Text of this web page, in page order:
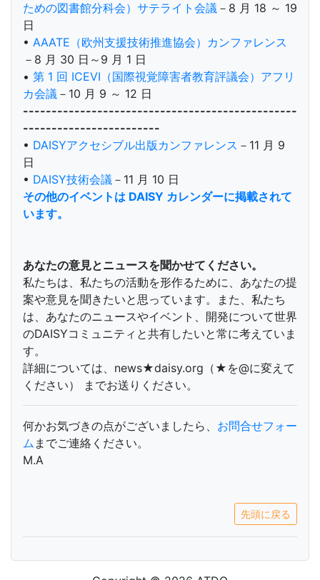
ための図書館分科会）サテライト会議 －8 月 18 ～ 19
日
• AAATE（欧州支援技術推進協会）カンファレンス
－8 月 30 日～9 月 1 日
• 第 1 回 ICEVI（国際視覚障害者教育評議会）アフリ
カ会議 －10 月 9 ～ 12 日
------------------------------------------------
------------------------
• DAISYアクセシブル出版カンファレンス －11 月 9
日
• DAISY技術会議 －11 月 10 日
その他のイベントは DAISY カレンダーに掲載されて
います。
あなたの意見とニュースを聞かせてください。
私たちは、私たちの活動を形作るために、あなたの提
案や意見を聞きたいと思っています。また、私たち
は、あなたのニュースやイベント、開発について世界
のDAISYコミュニティと共有したいと常に考えていま
す。
詳細については、news★daisy.org（★を@に変えて
ください） までお送りください。
何かお気づきの点がございましたら、 お問合せフォー
ム までご連絡ください。
M.A
先頭に戻る